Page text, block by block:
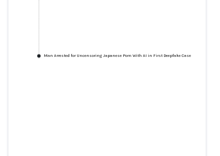
Man Arrested for Uncensoring Japanese Porn With AI in First Deepfake Case